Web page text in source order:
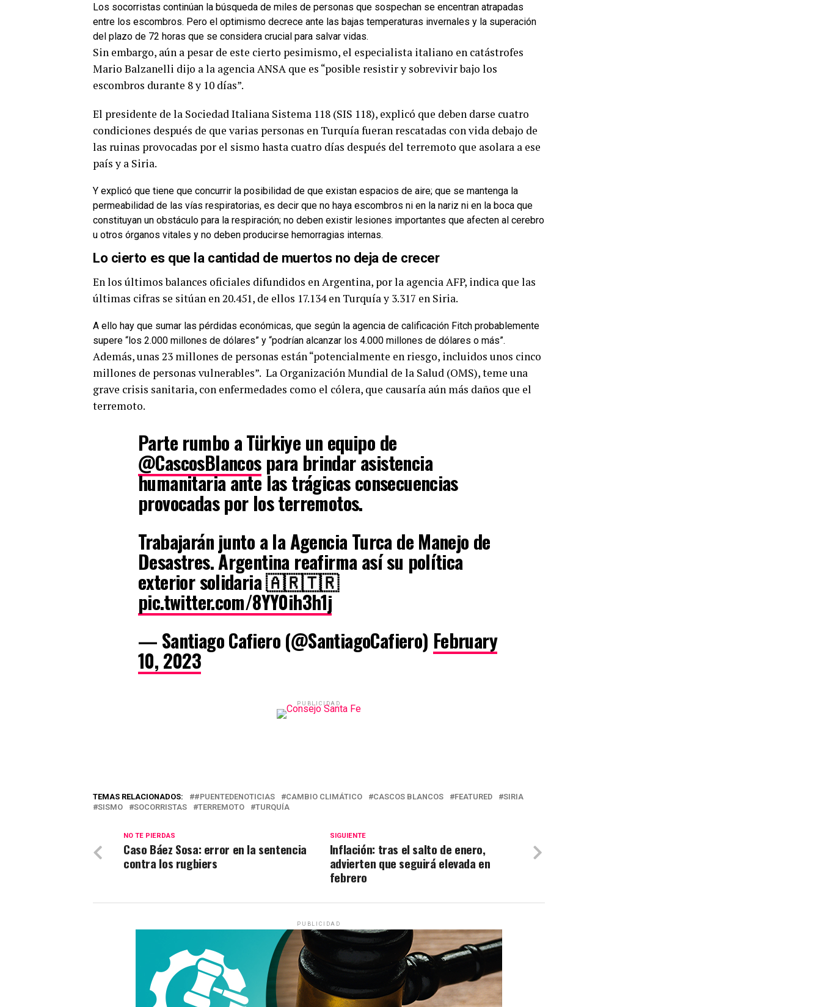
Los socorristas continúan la búsqueda de miles de personas que sospechan se encentran atrapadas
entre los escombros. Pero el optimismo decrece ante las bajas temperaturas invernales y la superación
del plazo de 72 horas que se considera crucial para salvar vidas.
Sin embargo, aún a pesar de este cierto pesimismo, el especialista italiano en catástrofes
Mario Balzanelli dijo a la agencia ANSA que es “posible resistir y sobrevivir bajo los
escombros durante 8 y 10 días”.
El presidente de la Sociedad Italiana Sistema 118 (SIS 118), explicó que deben darse cuatro
condiciones después de que varias personas en Turquía fueran rescatadas con vida debajo de
las ruinas provocadas por el sismo hasta cuatro días después del terremoto que asolara a ese
país y a Siria.
Y explicó que tiene que concurrir la posibilidad de que existan espacios de aire; que se mantenga la
permeabilidad de las vías respiratorias, es decir que no haya escombros ni en la nariz ni en la boca que
constituyan un obstáculo para la respiración; no deben existir lesiones importantes que afecten al cerebro
u otros órganos vitales y no deben producirse hemorragias internas.
Lo cierto es que la cantidad de muertos no deja de crecer
En los últimos balances oficiales difundidos en Argentina, por la agencia AFP, indica que las
últimas cifras se sitúan en 20.451, de ellos 17.134 en Turquía y 3.317 en Siria.
A ello hay que sumar las pérdidas económicas, que según la agencia de calificación Fitch probablemente
supere “los 2.000 millones de dólares” y “podrían alcanzar los 4.000 millones de dólares o más”.
Además, unas 23 millones de personas están “potencialmente en riesgo, incluidos unos cinco
millones de personas vulnerables”. La Organización Mundial de la Salud (OMS), teme una
grave crisis sanitaria, con enfermedades como el cólera, que causaría aún más daños que el
terremoto.
Parte rumbo a Türkiye un equipo de
@CascosBlancospara brindar asistencia
humanitaria ante las trágicas consecuencias
provocadas por los terremotos.
Trabajarán junto a la Agencia Turca de Manejo de
Desastres. Argentina reafirma así su política
exterior solidaria 🇦🇷🇹🇷
pic.twitter.com/8YY0ih3h1j
— Santiago Cafiero (@SantiagoCafiero) February
10, 2023
PUBLICIDAD
TEMAS RELACIONADOS: #PUENTEDENOTICIAS CAMBIO CLIMÁTICO CASCOS BLANCOS FEATURED
SIRIA
SISMO
SOCORRISTAS TERREMOTO TURQUÍA
SIGUIENTE
Inflación: tras el salto de enero,
advierten que seguirá elevada en
febrero
NO TE PIERDAS
Caso Báez Sosa: error en la sentencia
contra los rugbiers
PUBLICIDAD